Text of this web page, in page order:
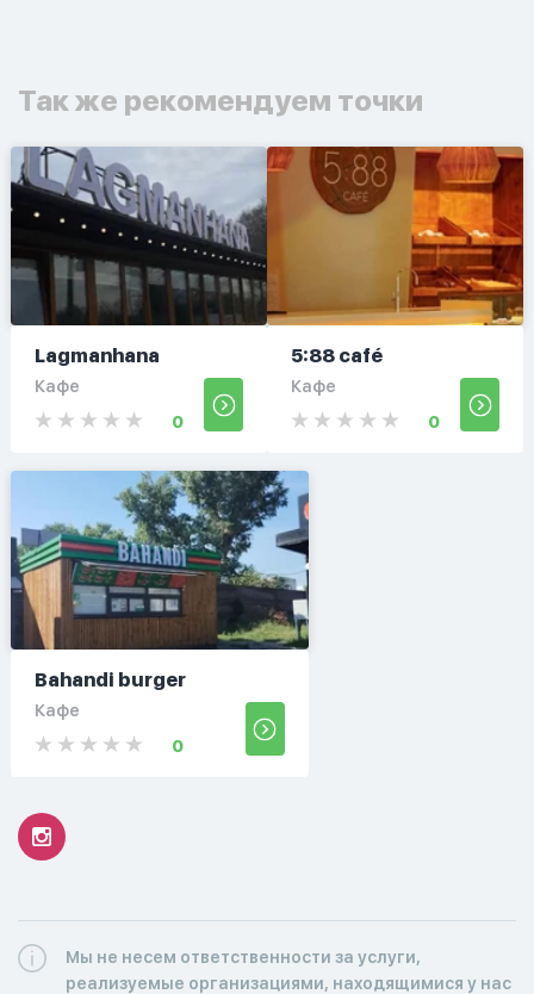
Так же рекомендуем точки
Lagmanhana
Кафе
0
5:88 café
Кафе
0
Bahandi burger
Кафе
0
Мы не несем ответственности за услуги,
реализуемые организациями, находящимися у нас